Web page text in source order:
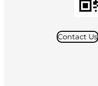
Contact Us